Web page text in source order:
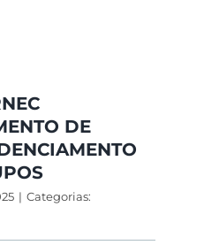
DE
| Categorias: